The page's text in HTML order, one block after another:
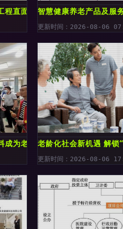
程直面“买不到、买不起”难题
智慧健康养老产品及服
更新时间：2026-08-06
成为老人的温馨港湾
老龄化社会新机遇 解锁
更新时间：2026-08-06